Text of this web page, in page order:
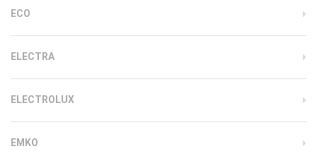
ECO
ELECTRA
ELECTROLUX
EMKO